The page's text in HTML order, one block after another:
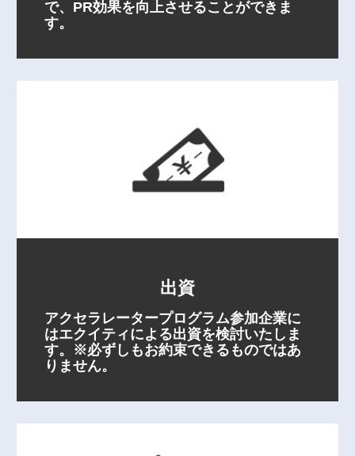
で、PR効果を向上させることができま
す。
出資
アクセラレータープログラム参加企業に
はエクイティによる出資を検討いたしま
す。※必ずしもお約束できるものではあ
りません。